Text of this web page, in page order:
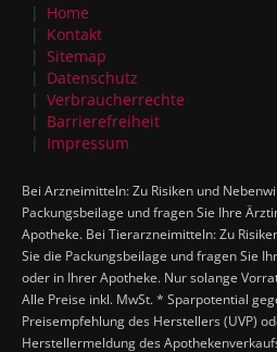
Home
Kontakt
Sitemap
Datenschutz
Verbraucherrechte
Barrierefreiheit
Impressum
Bei Arzneimitteln: Zu Risiken und
Packungsbeilage und fragen Sie Ihre
Apotheke. Bei Tierarzneimitteln: Zu
Sie die Packungsbeilage und fragen Sie
oder in Ihrer Apotheke. Nur solange
Alle Preise inkl. MwSt. * Sparpotential
Preisempfehlung des Herstellers (UVP)
Herstellermeldung des